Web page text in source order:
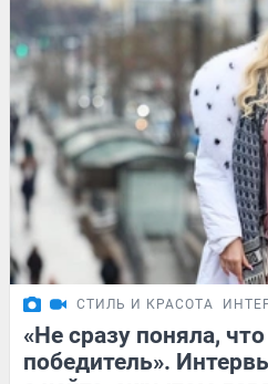
СТИЛЬ И КРАСОТА
«Не сразу поняла,
победитель».